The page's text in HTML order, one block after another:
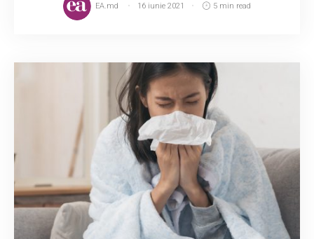
EA.md 16 iunie 2021 5 min read